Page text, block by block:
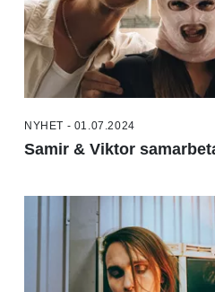
NYHET - 01.07.2024
Samir & Viktor